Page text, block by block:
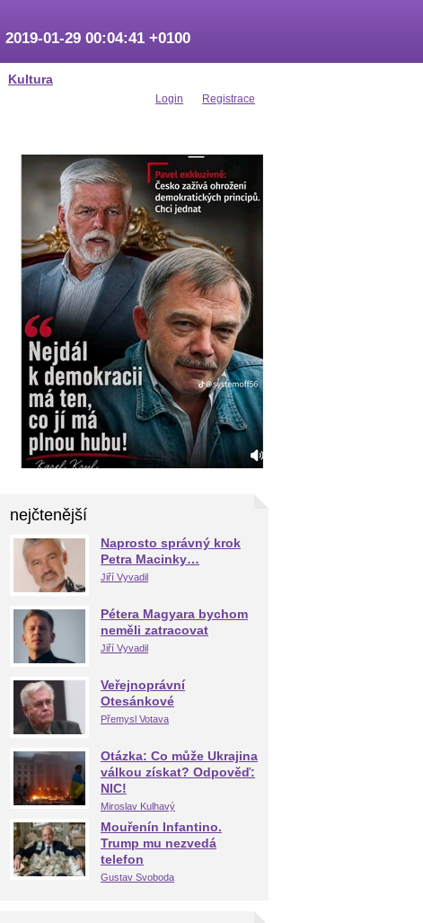
Kultura
2019-01-29 00:04:41 +0100
Login Registrace
nejčtenější
Naprosto správný krok
Petra Macinky…
Jiří Vyvadil
Pétera Magyara bychom
neměli zatracovat
Jiří Vyvadil
Veřejnoprávní
Otesánkové
Přemysl Votava
Otázka: Co může Ukrajina
válkou získat? Odpověď:
NIC!
Miroslav Kulhavý
Mouřenín Infantino.
Trump mu nezvedá
telefon
Gustav Svoboda